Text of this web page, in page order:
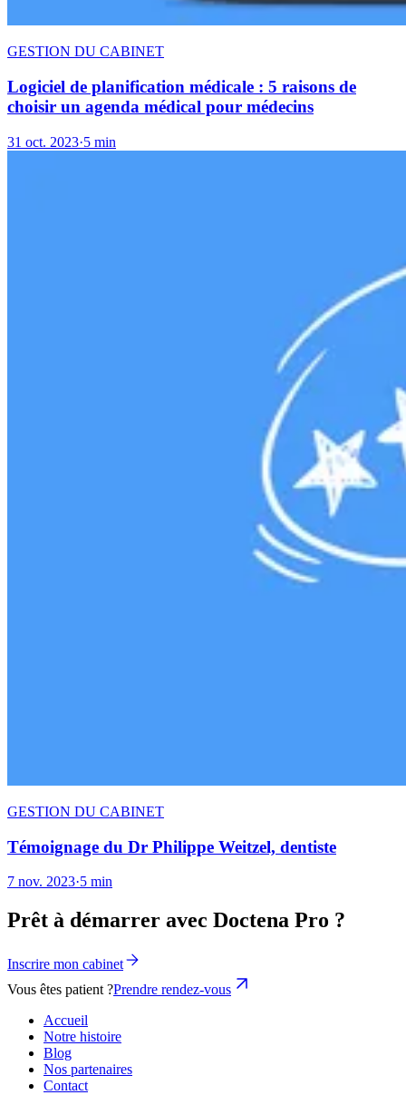
GESTION DU CABINET
Logiciel de planification médicale : 5 raisons de
choisir un agenda médical pour médecins
31 oct. 2023·5 min
GESTION DU CABINET
Témoignage du Dr Philippe Weitzel, dentiste
7 nov. 2023·5 min
Prêt à démarrer avec Doctena Pro ?
Inscrire mon cabinet
Vous êtes patient ?Prendre rendez-vous
Accueil
Notre histoire
Blog
Nos partenaires
Contact